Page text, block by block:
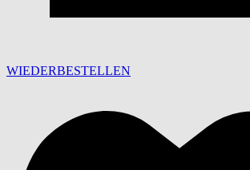
WIEDERBESTELLEN